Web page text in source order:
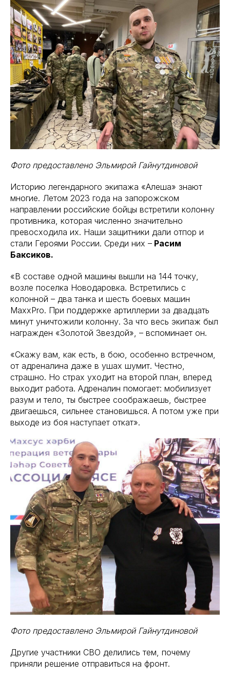
Фото предоставлено Эльмирой Гайнутдиновой
Историю легендарного экипажа «Алеша» знают
многие. Летом 2023 года на запорожском
направлении российские бойцы встретили колонну
противника, которая численно значительно
превосходила их. Наши защитники дали отпор и
стали Героями России. Среди них – Расим
Баксиков.
«В составе одной машины вышли на 144 точку,
возле поселка Новодаровка. Встретились с
колонной – два танка и шесть боевых машин
MaxxPro. При поддержке артиллерии за двадцать
минут уничтожили колонну. За что весь экипаж был
награжден «Золотой Звездой», – вспоминает он.
«Скажу вам, как есть, в бою, особенно встречном,
от адреналина даже в ушах шумит. Честно,
страшно. Но страх уходит на второй план, вперед
выходит работа. Адреналин помогает: мобилизует
разум и тело, ты быстрее соображаешь, быстрее
двигаешься, сильнее становишься. А потом уже при
выходе из боя наступает откат».
Фото предоставлено Эльмирой Гайнутдиновой
Другие участники СВО делились тем, почему
приняли решение отправиться на фронт.